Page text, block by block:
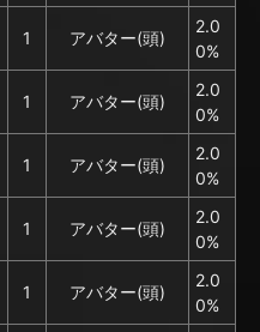
1 アバター(頭)
2.0
0%
1 アバター(頭)
2.0
0%
1 アバター(頭)
2.0
0%
1 アバター(頭)
2.0
0%
1 アバター(頭)
2.0
0%